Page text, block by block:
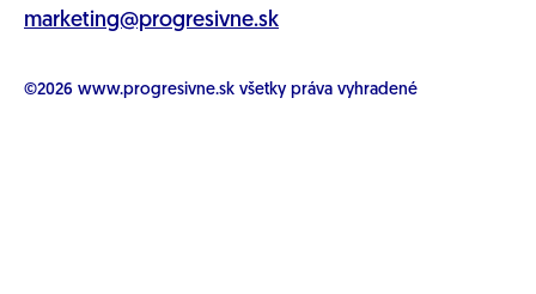
marketing@progresivne.sk
©2026 www.progresivne.sk všetky práva vyhradené